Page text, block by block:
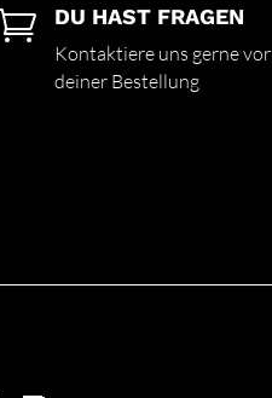
 DU HAST FRAGEN
Kontaktiere uns gerne vor
deiner Bestellung